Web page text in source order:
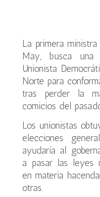
La primera
May, busca
Unionista
Norte para
tras perder la
comicios del
Los unionistas
elecciones
ayudaría al
a pasar las leyes
en materia
otras.